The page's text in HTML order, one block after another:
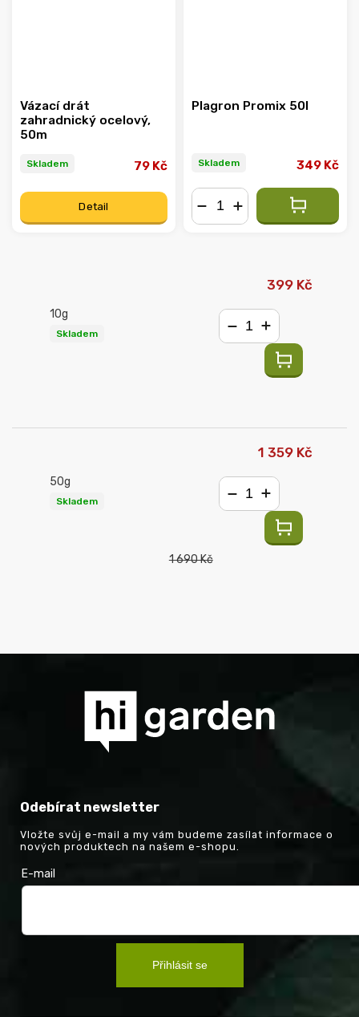
Vázací drát
zahradnický ocelový,
50m
Skladem 79 Kč
Detail
Plagron Promix 50l
Skladem 349 Kč
10g
Skladem
399 Kč
+
50g
Skladem
1 690 Kč
1 359 Kč
+
Odebírat newsletter
Vložte svůj e-mail a my vám budeme zasílat informace o
nových produktech na našem e-shopu.
E-mail
Přihlásit se